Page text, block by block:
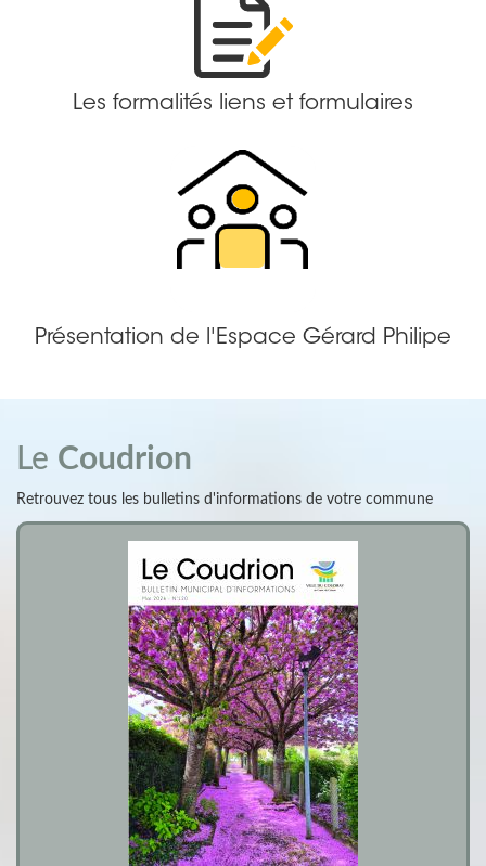
Les formalités liens et formulaires
Présentation de l'Espace Gérard Philipe
Le Coudrion
Retrouvez tous les bulletins d'informations de votre commune